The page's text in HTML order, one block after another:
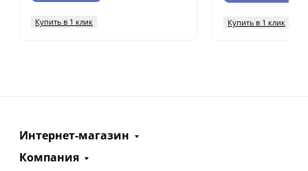
Купить в 1 клик Купить в 1 клик
Интернет-магазин
Компания